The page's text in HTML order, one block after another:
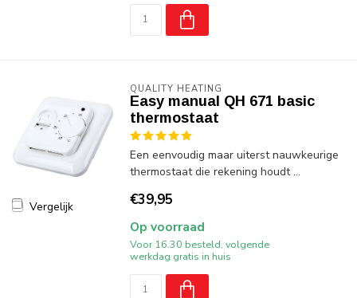
Vergelijk
QUALITY HEATING
Easy manual QH 671 basic
thermostaat
Een eenvoudig maar uiterst nauwkeurige
thermostaat die rekening houdt ...
€39,95
Op voorraad
Voor 16.30 besteld, volgende
werkdag gratis in huis